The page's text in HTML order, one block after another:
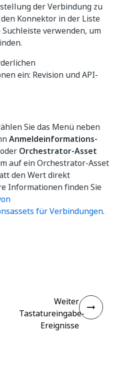
der Verbindung zu
Konnektor in der Liste
Suchleiste verwenden, um
ein: Revision und API-
Sie das Menü neben
Anmeldeinformations-
oder Orchestrator-Asset
auf ein Orchestrator-Asset
den Wert direkt
Informationen finden Sie
für Verbindungen.
Weiter
Tastatureingabe-
Ereignisse